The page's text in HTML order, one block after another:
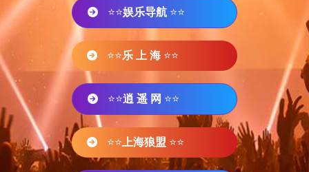
⭐⭐娱乐导航 ⭐⭐
⭐⭐乐 上 海 ⭐⭐
⭐⭐逍 遥 网 ⭐⭐
⭐⭐ 上海狼盟 ⭐⭐